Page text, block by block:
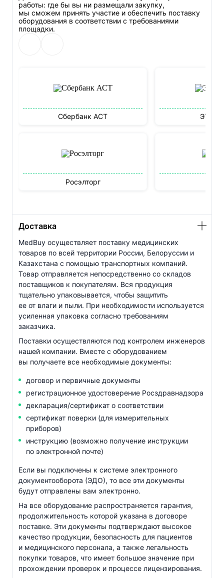
работы: где бы вы ни размещали закупку,
мы сможем принять участие и обеспечить поставку
оборудования в соответствии с требованиями
площадки.
Сбербанк АСТ
Росэлторг
ЭТП
Доставка
MedBuy осуществляет поставку медицинских
товаров по всей территории России, Белоруссии и
Казахстана с помощью транспортных компаний.
Товар отправляется непосредственно со складов
поставщиков к покупателям. Вся продукция
тщательно упаковывается, чтобы защитить
ее от влаги и пыли. При необходимости используется
усиленная упаковка согласно требованиям
заказчика.
Поставки осуществляются под контролем инженеров
нашей компании. Вместе с оборудованием
вы получаете все необходимые документы:
договор и первичные документы
регистрационное удостоверение Росздравнадзора
декларация/сертификат о соответствии
сертификат поверки (для измерительных
приборов)
инструкцию (возможно получение инструкции
по электронной почте)
Если вы подключены к системе электронного
документооборота (ЭДО), то все эти документы
будут отправлены вам электронно.
На все оборудование распространяется гарантия,
продолжительность которой указана в договоре
поставке. Эти документы подтверждают высокое
качество продукции, безопасность для пациентов
и медицинского персонала, а также легальность
покупки товаров, что имеет большое значение при
прохождении проверок и процессе лицензирования.